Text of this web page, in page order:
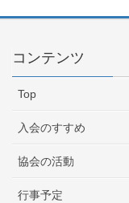
コンテンツ
Top
入会のすすめ
協会の活動
行事予定